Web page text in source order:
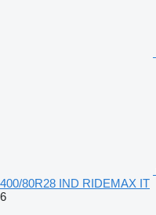
400/80R28 IND RIDEMAX IT
6